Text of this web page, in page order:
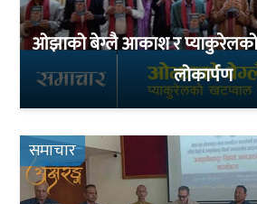
ओझाको बेग्लै आकाश र
लोकार्पण
समाचार